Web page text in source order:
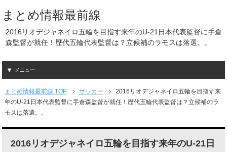
まとめ情報最前線
2016リオデジャネイロ五輪を目指す来年のU-21日本代表監督に手倉
森監督が就任！歴代五輪代表監督は？立候補のラモスは落選。。
メニュー
まとめ情報最前線 TOP サッカー
2016リオデジャネイロ五輪を目指す来
年のU-21日本代表監督に手倉森監督が就任！歴代五輪代表監督は？立候補のラ
モスは落選。。
2016リオデジャネイロ五輪を目指す来年のU-21日